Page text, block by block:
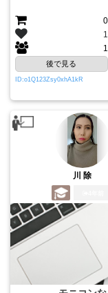
0
1
1
後で見る
ID:o1Q123Zsy0xhA1kR
川 除